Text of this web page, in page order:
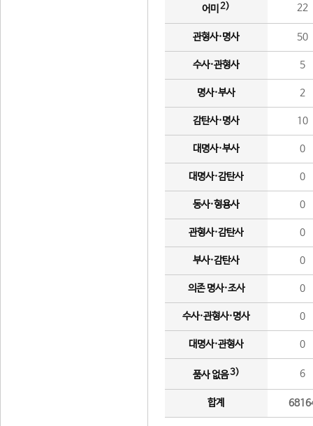
어미 2) 22
관형사·명사 50
수사·관형사 5
명사·부사 2
감탄사·명사 10
대명사·부사 0
대명사·감탄사 0
동사·형용사 0
관형사·감탄사 0
부사·감탄사 0
의존 명사·조사 0
수사·관형사·명사 0
대명사·관형사 0
품사 없음3) 6
합계